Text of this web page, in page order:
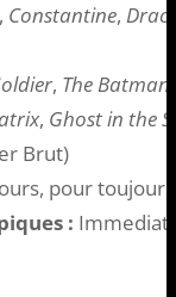
, Constantine,
, The Batman
, Ghost in the
Brut)
pour
: